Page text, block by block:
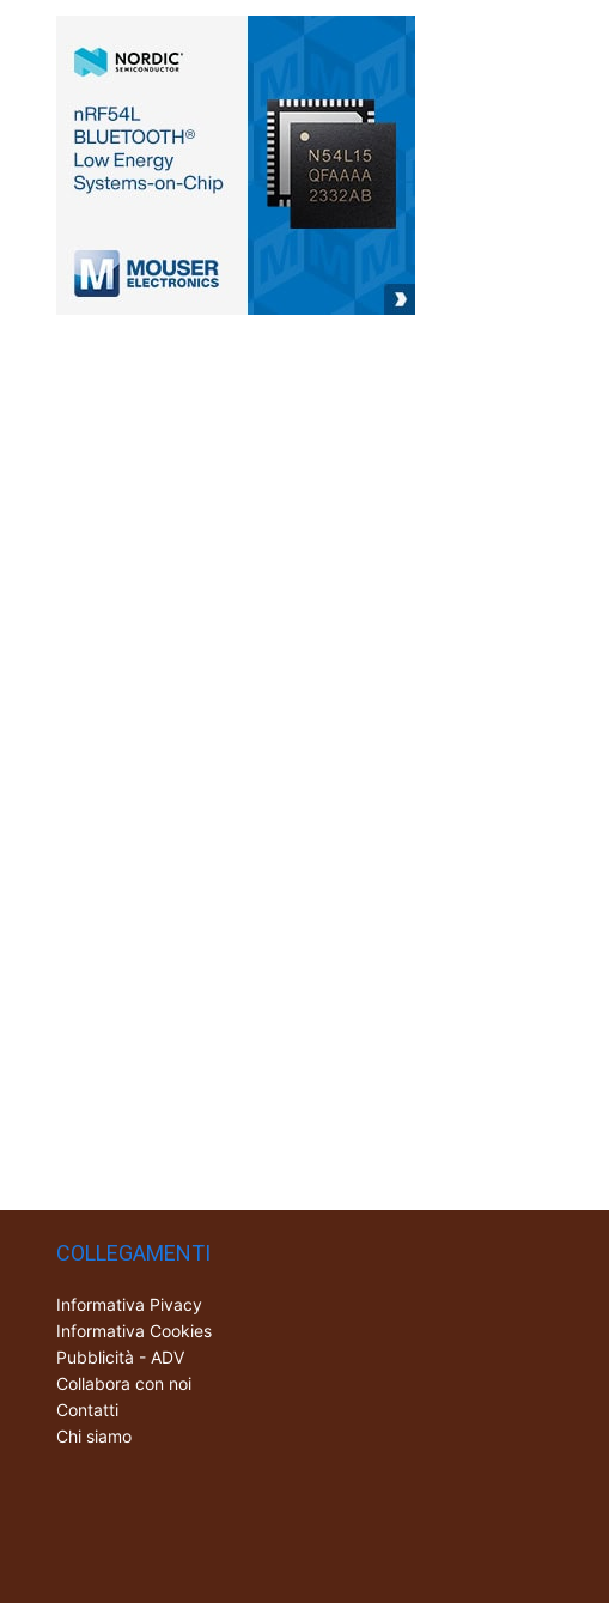
COLLEGAMENTI
Informativa Pivacy
Informativa Cookies
Pubblicità - ADV
Collabora con noi
Contatti
Chi siamo